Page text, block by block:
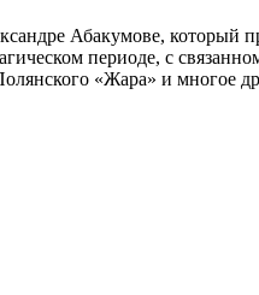
Абакумове, который
периоде, с
«Жара» и многое